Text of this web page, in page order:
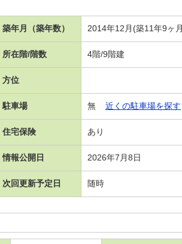
築年月（築年数） 2014年12月(築11年9ヶ
所在階/階数 4階/9階建
方位
駐車場 無 近くの駐車場を探す
住宅保険 あり
情報公開日 2026年7月8日
次回更新予定日 随時